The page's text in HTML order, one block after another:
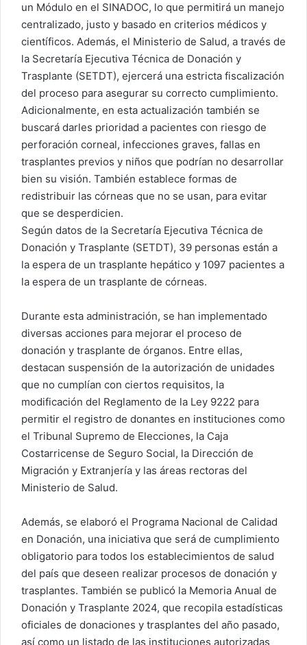
un Módulo en el SINADOC, lo que permitirá un manejo
centralizado, justo y basado en criterios médicos y
científicos. Además, el Ministerio de Salud, a través de
la Secretaría Ejecutiva Técnica de Donación y
Trasplante (SETDT), ejercerá una estricta fiscalización
del proceso para asegurar su correcto cumplimiento.
Adicionalmente, en esta actualización también se
buscará darles prioridad a pacientes con riesgo de
perforación corneal, infecciones graves, fallas en
trasplantes previos y niños que podrían no desarrollar
bien su visión. También establece formas de
redistribuir las córneas que no se usan, para evitar
que se desperdicien.
Según datos de la Secretaría Ejecutiva Técnica de
Donación y Trasplante (SETDT), 39 personas están a
la espera de un trasplante hepático y 1097 pacientes a
la espera de un trasplante de córneas.
Durante esta administración, se han implementado
diversas acciones para mejorar el proceso de
donación y trasplante de órganos. Entre ellas,
destacan suspensión de la autorización de unidades
que no cumplían con ciertos requisitos, la
modificación del Reglamento de la Ley 9222 para
permitir el registro de donantes en instituciones como
el Tribunal Supremo de Elecciones, la Caja
Costarricense de Seguro Social, la Dirección de
Migración y Extranjería y las áreas rectoras del
Ministerio de Salud.
Además, se elaboró el Programa Nacional de Calidad
en Donación, una iniciativa que será de cumplimiento
obligatorio para todos los establecimientos de salud
del país que deseen realizar procesos de donación y
trasplantes. También se publicó la Memoria Anual de
Donación y Trasplante 2024, que recopila estadísticas
oficiales de donaciones y trasplantes del año pasado,
así como un listado de las instituciones autorizadas